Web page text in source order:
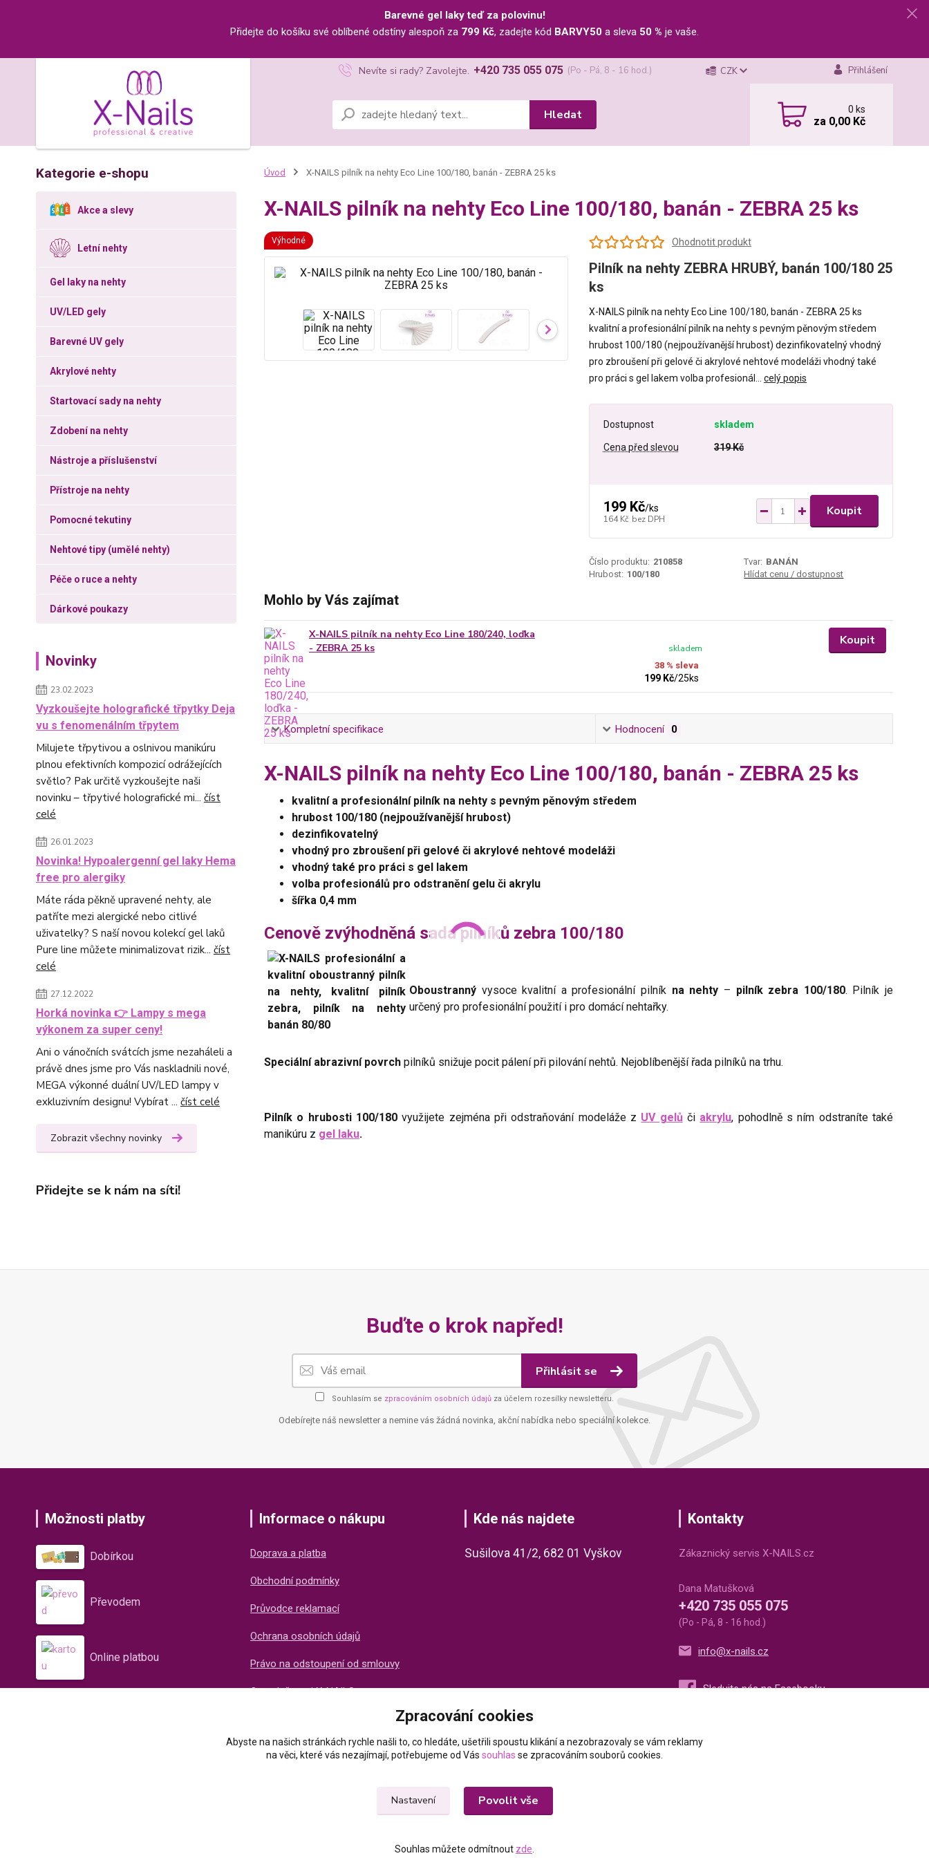
Barevné gel laky teď za polovinu!
Přidejte do košíku své oblíbené odstíny alespoň za 799 Kč, zadejte kód BARVY50 a sleva 50 % je vaše.
CZK Přihlášení
Hledat
Nevíte si rady? Zavolejte. +420 735 055 075 (Po - Pá, 8 - 16 hod.)
0ks
za 0,00 Kč
Kategorie e-shopu
Akce a slevy
Letní nehty
Gel laky na nehty
UV/LED gely
Barevné UV gely
Akrylové nehty
Startovací sady na nehty
Zdobení na nehty
Nástroje a příslušenství
Přístroje na nehty
Pomocné tekutiny
Nehtové tipy (umělé nehty)
Péče o ruce a nehty
Dárkové poukazy
Novinky
23.02.2023
Vyzkoušejte holografické třpytky Deja
vu s fenomenálním třpytem
Milujete třpytivou a oslnivou manikúru
plnou efektivních kompozicí odrážejících
světlo? Pak určitě vyzkoušejte naši
novinku – třpytivé holografické mi... číst
celé
26.01.2023
Novinka! Hypoalergenní gel laky Hema
free pro alergiky
Máte ráda pěkně upravené nehty, ale
patříte mezi alergické nebo citlivé
uživatelky? S naší novou kolekcí gel laků
Pure line můžete minimalizovat rizik... číst
celé
27.12.2022
Horká novinka 👉 Lampy s mega
výkonem za super ceny!
Ani o vánočních svátcích jsme nezaháleli a
právě dnes jsme pro Vás naskladnili nové,
MEGA výkonné duální UV/LED lampy v
exkluzivním designu! Vybírat ... číst celé
Zobrazit všechny novinky
Přidejte se k nám na síti!
Úvod X-NAILS pilník na nehty Eco Line 100/180, banán - ZEBRA 25 ks
X-NAILS pilník na nehty Eco Line 100/180, banán - ZEBRA 25 ks
Výhodné Ohodnotit produkt
Pilník na nehty ZEBRA HRUBÝ, banán 100/180 25
ks
X-NAILS pilník na nehty Eco Line 100/180, banán - ZEBRA 25 ks
kvalitní a profesionální pilník na nehty s pevným pěnovým středem
hrubost 100/180 (nejpoužívanější hrubost) dezinfikovatelný vhodný
pro zbroušení při gelové či akrylové nehtové modeláži vhodný také
pro práci s gel lakem volba profesionál... celý popis
Dostupnost skladem
Cena před slevou 319 Kč
199 Kč/ks
164 Kč bez DPH
Koupit
Číslo produktu: 210858 Tvar: BANÁN
Hrubost: 100/180 Hlídat cenu / dostupnost
Mohlo by Vás zajímat
X-NAILS pilník na nehty Eco Line 180/240, loďka
- ZEBRA 25 ks
38 % sleva
199 Kč/25ks
skladem
Koupit
Kompletní specifikace Hodnocení 0
X-NAILS pilník na nehty Eco Line 100/180, banán - ZEBRA 25 ks
kvalitní a profesionální pilník na nehty s pevným pěnovým středem
hrubost 100/180 (nejpoužívanější hrubost)
dezinfikovatelný
vhodný pro zbroušení při gelové či akrylové nehtové modeláži
vhodný také pro práci s gel lakem
volba profesionálů pro odstranění gelu či akrylu
šířka 0,4 mm
Cenově zvýhodněná sada pilníků zebra 100/180
Oboustrannývysoce kvalitní a profesionální pilník na nehty – pilník zebra 100/180. Pilník je
určený pro profesionální použití i pro domácí nehtařky.
Speciální abrazivní povrchpilníků snižuje pocit pálení při pilování nehtů. Nejoblíbenější řada pilníků na trhu.
Pilník o hrubosti 100/180využijete zejména při odstraňování modeláže z UV gelů či akrylu, pohodlně s ním odstraníte také
manikúru z gel laku.
Buďte o krok napřed!
Přihlásit se
Souhlasím se zpracováním osobních údajů za účelem rozesílky newsletteru.
Odebírejte náš newsletter a nemine vás žádná novinka, akční nabídka nebo speciální kolekce.
Možnosti platby
Dobírkou
Převodem
Online platbou
Informace o nákupu
Doprava a platba
Obchodní podmínky
Průvodce reklamací
Ochrana osobních údajů
Právo na odstoupení od smlouvy
O společnosti X-NAILS
Kde nás najdete
Sušilova 41/2, 682 01 Vyškov
Kontakty
Zákaznický servis X-NAILS.cz
Dana Matušková
+420 735 055 075
(Po - Pá, 8 - 16 hod.)
info@x-nails.cz
Zpracování cookies
Abyste na našich stránkách rychle našli to, co hledáte, ušetřili spoustu klikání a nezobrazovaly se vám reklamy
na věci, které vás nezajímají, potřebujeme od Vás souhlas se zpracováním souborů cookies.
Nastavení Povolit vše
Souhlas můžete odmítnout zde